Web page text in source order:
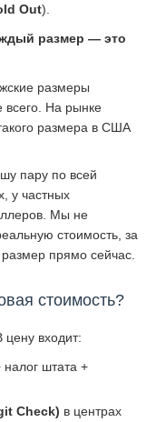
Out).
размер — это
размеры
всего. На рынке
размера в США
пару по всей
у частных
Мы не
стоимость, за
прямо сейчас.
стоимость?
цену входит:
штата +
Check) в центрах